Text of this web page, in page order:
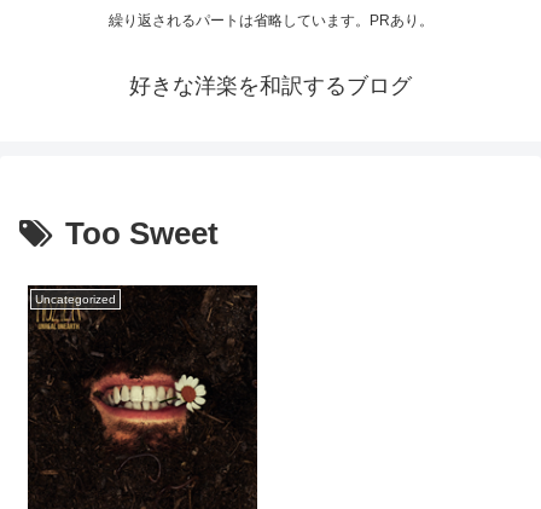
繰り返されるパートは省略しています。PRあり。
好きな洋楽を和訳するブログ
Too Sweet
Uncategorized